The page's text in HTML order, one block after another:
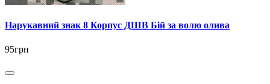
Нарукавний знак 8 Корпус ДШВ Бій за волю олива
95грн